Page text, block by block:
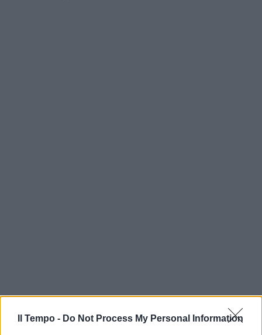
Il Tempo - Do Not Process My Personal Information
In evidenza